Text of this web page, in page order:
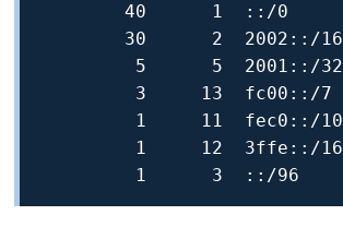
        40      1  ::/0
        30      2  2002::/16
         5      5  2001::/32
         3     13  fc00::/7
         1     11  fec0::/10
         1     12  3ffe::/16
         1      3  ::/96